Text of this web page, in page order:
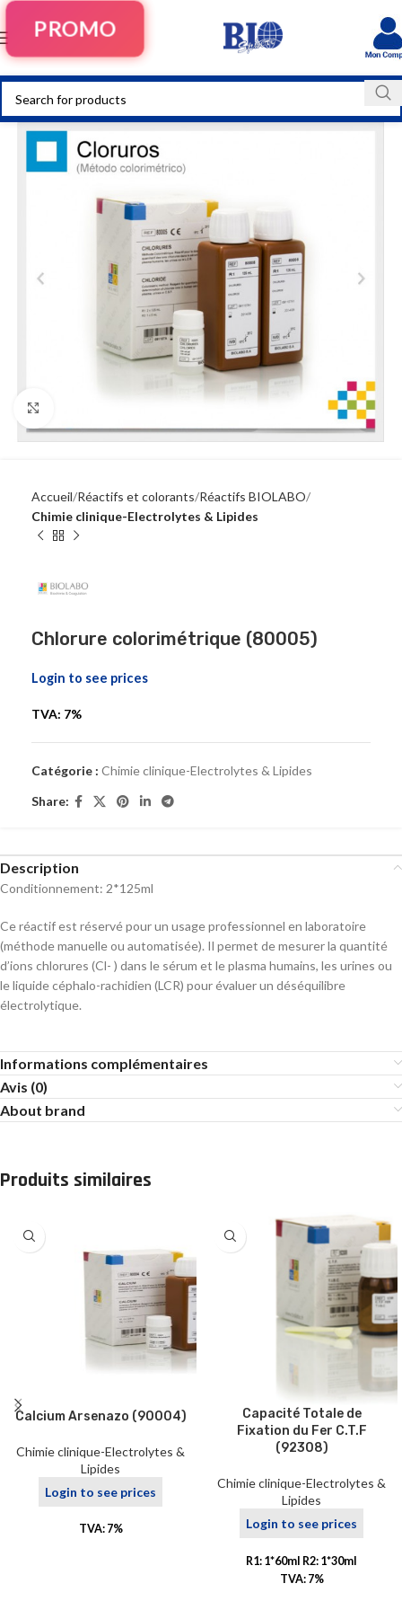
PROMO
Accueil Réactifs et colorants Réactifs BIOLABO
Chimie clinique-Electrolytes & Lipides
Chlorure colorimétrique (80005)
Login to see prices
TVA: 7%
Catégorie : Chimie clinique-Electrolytes & Lipides
Share:
Description
Conditionnement: 2*125ml
Ce réactif est réservé pour un usage professionnel en laboratoire
(méthode manuelle ou automatisée). Il permet de mesurer la quantité
d’ions chlorures (Cl- ) dans le sérum et le plasma humains, les urines ou
le liquide céphalo-rachidien (LCR) pour évaluer un déséquilibre
électrolytique.
Informations complémentaires
Avis (0)
About brand
Produits similaires
Calcium Arsenazo (90004)
Chimie clinique-Electrolytes &
Lipides
Login to see prices
TVA: 7%
Capacité Totale de
Fixation du Fer C.T.F
(92308)
Chimie clinique-Electrolytes &
Lipides
Login to see prices
R1: 1*60ml R2: 1*30ml
TVA: 7%